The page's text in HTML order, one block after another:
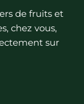
de fruits et
chez vous,
sur